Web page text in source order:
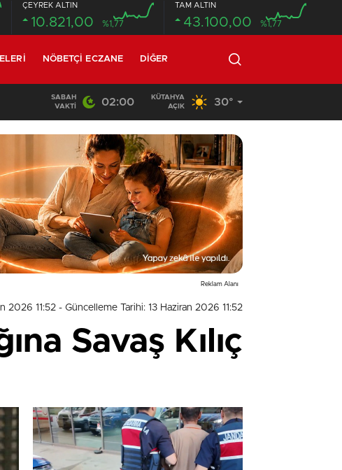
ÇEYREK ALTIN
10.821,00 %1,77
TAM ALTIN
43.100,00 %1,77
NÖBETÇI ECZANE DIĞER
20:58 /
SABAH
VAKTI
02:00
KÜTAHYA
AÇIK
30°
Reklam Alanı
2026 11:52 - Güncelleme Tarihi: 13 Haziran 2026 11:52
Savaş Kılıç